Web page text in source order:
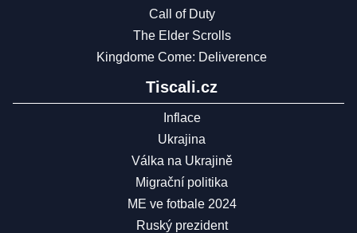
Call of Duty
The Elder Scrolls
Kingdome Come: Deliverence
Tiscali.cz
Inflace
Ukrajina
Válka na Ukrajině
Migrační politika
ME ve fotbale 2024
Ruský prezident